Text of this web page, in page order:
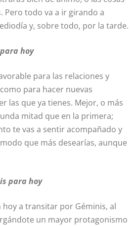
Pero todo va a ir girando a
y, sobre todo, por la tarde.
hoy
para las relaciones y
para hacer nuevas
las que ya tienes. Mejor, o más
mitad que en la primera;
te vas a sentir acompañado y
que más desearías, aunque
para hoy
a transitar por Géminis, al
un mayor protagonismo